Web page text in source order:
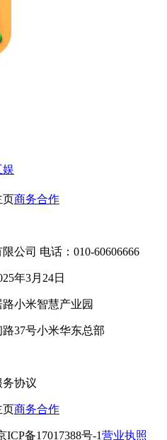
娱
页商务合作
公司 电话：010-60606666
年3月24日
小米智慧产业园
37号小米华东总部
务协议
页商务合作
ICP备17017388号-1营业执照